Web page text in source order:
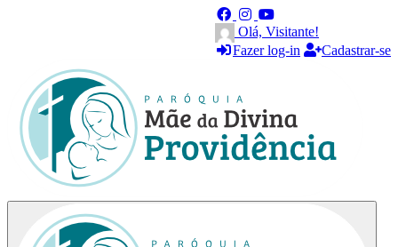
Olá, Visitante!
Fazer log-in
Cadastrar-se